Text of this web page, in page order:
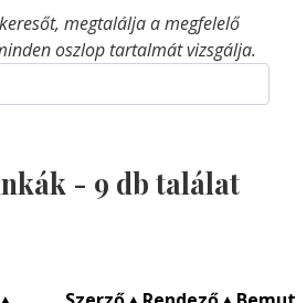
megtalálja a megfelelő
oszlop tartalmát vizsgálja.
- 9 db találat